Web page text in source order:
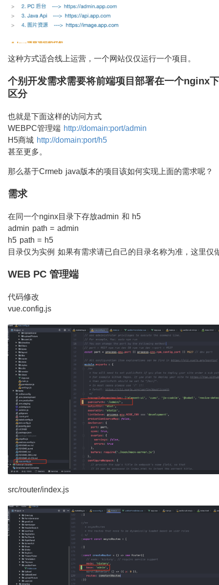
这种方式适合线上运营，一个网站仅仅运行一个项目。
个别开发需求需要将前端项目部署在一个nginx
区分
也就是下面这样的访问方式
WEBPC管理端 http://domain:port/admin
H5商城 http://domain:port/h5
甚至更多。
那么基于Crmeb java版本的项目该如何实现上面的需求呢？
需求
在同一个nginx目录下存放admin 和 h5
admin path = admin
h5 path = h5
目录仅为实例 如果有需求请已自己的目录名称为准，这里仅
WEB PC 管理端
代码修改
vue.config.js
src/router/index.js